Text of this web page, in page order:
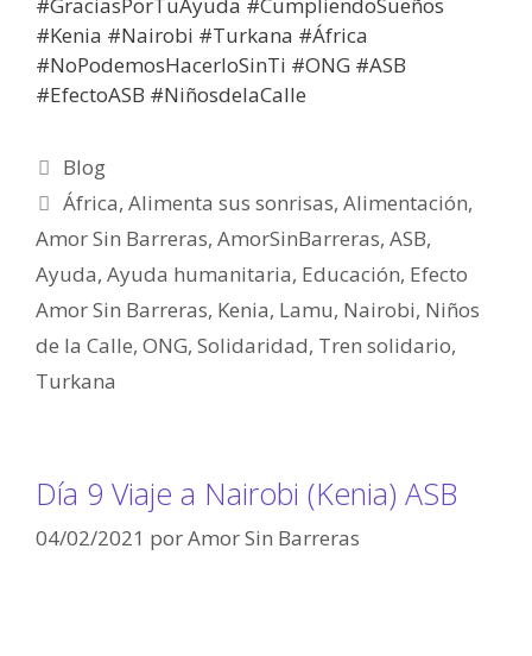
#Kenia​​ #Nairobi​​ #Turkana​​ #África​​
#NoPodemosHacerloSinTi​​ #ONG​​ #ASB​​
#EfectoASB​​ #NiñosdelaCalle
Blog
África,Alimenta sus sonrisas,Alimentación,
Amor Sin Barreras, AmorSinBarreras, ASB,
Ayuda, Ayuda humanitaria, Educación, Efecto
Amor Sin Barreras, Kenia, Lamu, Nairobi, Niños
de la Calle, ONG, Solidaridad, Tren solidario,
Turkana
Día 9 Viaje a Nairobi (Kenia) ASB
04/02/2021 porAmor Sin Barreras